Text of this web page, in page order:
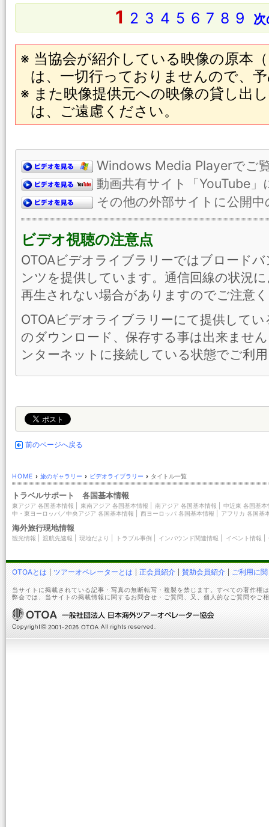
1 2 3 4 5 6 7 8 9
※ 当協会が紹介している映像の原本
は、一切行っておりませんので、
※ また映像提供元への映像の貸し出
は、ご遠慮ください。
Windows Media Playerでご
動画共有サイト「YouTube
その他の外部サイトに公開
ビデオ視聴の注意点
OTOAビデオライブラリーではブロード
ンツを提供しています。通信回線の状況
再生されない場合がありますのでご注意
OTOAビデオライブラリーにて提供して
のダウンロード、保存する事は出来ませ
ンターネットに接続している状態でご利
前のページへ戻る
HOME › 旅のギャラリー › ビデオライブラリー › タイトル一覧
トラベルサポート 各国基本情報
東アジア 各国基本情報 東南アジア 各国基本情報 南アジア 各国基本情報
中近東 各国基本
中・東ヨーロッパ／中央アジア 各国基本情報
西ヨーロッパ 各国基本情報 アフリカ 各国基
海外旅行現地情報
観光情報 渡航先速報 現地だより トラブル事例 インバウンド関連情報 イベント情報
OTOAとは ツアーオペレーターとは 正会員紹介 賛助会員紹介 ご利用に
当サイトに掲載されている記事・写真の無断転写・複製を禁じます。すべての著作権
弊会では、当サイトの掲載情報に関するお問合せ・ご質問、又、個人的なご質問やご